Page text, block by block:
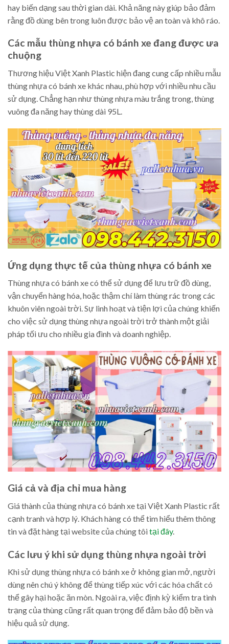
hay biến dạng sau thời gian dài. Khả năng này giúp bảo đảm
rằng đồ dùng bên trong luôn được bảo vệ an toàn và khô ráo.
Các mẫu thùng nhựa có bánh xe đang được ưa
chuộng
Thương hiệu Việt Xanh Plastic hiện đang cung cấp nhiều mẫu
thùng nhựa có bánh xe khác nhau, phù hợp với nhiều nhu cầu
sử dụng. Chẳng hạn như thùng nhựa màu trắng trong, thùng
vuông đa năng hay thùng dài 95L.
Ứng dụng thực tế của thùng nhựa có bánh xe
Thùng nhựa có bánh xe có thể sử dụng để lưu trữ đồ dùng,
vận chuyển hàng hóa, hoặc thậm chí làm thùng rác trong các
khuôn viên ngoài trời. Sự linh hoạt và tiện lợi của chúng khiến
cho việc sử dụng thùng nhựa ngoài trời trở thành một giải
pháp tối ưu cho nhiều gia đình và doanh nghiệp.
Giá cả và địa chỉ mua hàng
Giá thành của thùng nhựa có bánh xe tại Việt Xanh Plastic rất
cạnh tranh và hợp lý. Khách hàng có thể tìm hiểu thêm thông
tin và đặt hàng tại website của chúng tôitại đây.
Các lưu ý khi sử dụng thùng nhựa ngoài trời
Khi sử dụng thùng nhựa có bánh xe ở không gian mở, người
dùng nên chú ý không để thùng tiếp xúc với các hóa chất có
thể gây hại hoặc ăn mòn. Ngoài ra, việc định kỳ kiểm tra tình
trạng của thùng cũng rất quan trọng để đảm bảo độ bền và
hiệu quả sử dụng.